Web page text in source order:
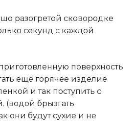
разогретой сковородке
секунд с каждой
поверхность
ещё горячее изделие
и так поступить с
(водой брызгать
они будут сухие и не